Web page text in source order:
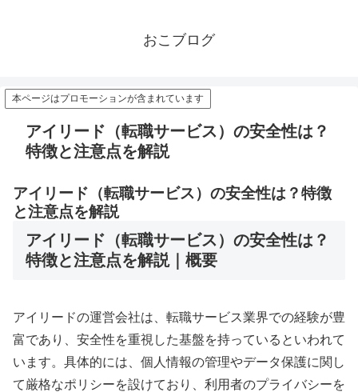
おこブログ
本ページはプロモーションが含まれています
アイリード（転職サービス）の安全性は？
特徴と注意点を解説
アイリード（転職サービス）の安全性は？特徴
と注意点を解説
アイリード（転職サービス）の安全性は？
特徴と注意点を解説｜概要
アイリードの運営会社は、転職サービス業界での経験が豊
富であり、安全性を重視した基盤を持っているといわれて
います。具体的には、個人情報の管理やデータ保護に関し
て厳格なポリシーを設けており、利用者のプライバシーを